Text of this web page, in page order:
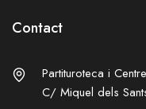
Contact
Partituroteca i
C/ Miquel dels